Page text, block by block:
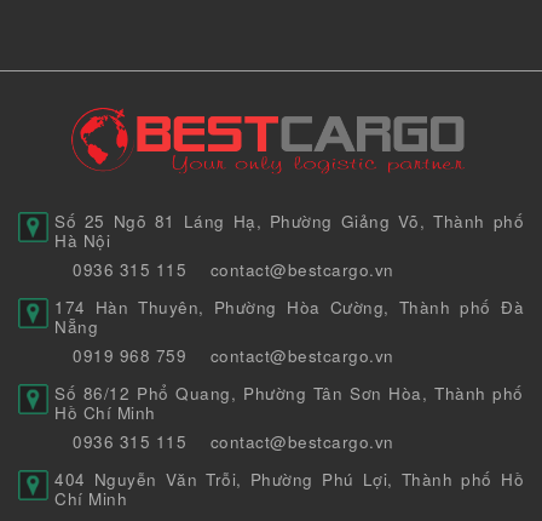
Số 25 Ngõ 81 Láng Hạ, Phường Giảng Võ, Thành phố
Hà Nội
0936 315 115
contact@bestcargo.vn
174 Hàn Thuyên, Phường Hòa Cường, Thành phố Đà
Nẵng
0919 968 759
contact@bestcargo.vn
Số 86/12 Phổ Quang, Phường Tân Sơn Hòa, Thành phố
Hồ Chí Minh
0936 315 115
contact@bestcargo.vn
404 Nguyễn Văn Trỗi, Phường Phú Lợi, Thành phố Hồ
Chí Minh